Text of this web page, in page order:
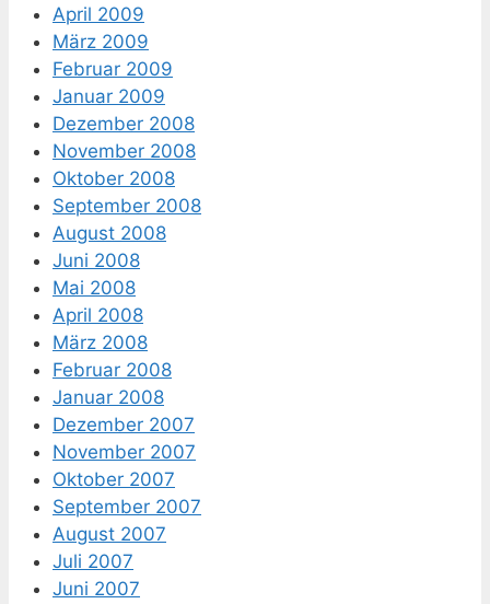
April 2009
März 2009
Februar 2009
Januar 2009
Dezember 2008
November 2008
Oktober 2008
September 2008
August 2008
Juni 2008
Mai 2008
April 2008
März 2008
Februar 2008
Januar 2008
Dezember 2007
November 2007
Oktober 2007
September 2007
August 2007
Juli 2007
Juni 2007